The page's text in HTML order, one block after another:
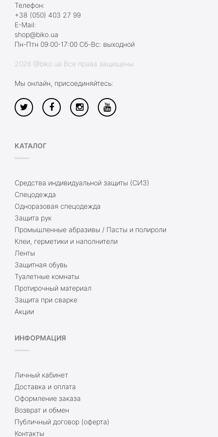
Телефон:
+38 (050) 403 27 99
E-Mail:
shop@biko.ua
Пн-Птн 09:00-17:00 Сб-Вс: выходной
2026 @biko.ua Все права защищены
Мы онлайн, присоединяйтесь:
КАТАЛОГ
Средства индивидуальной защиты (СИЗ)
Спецодежда
Одноразовая спецодежда
Защита рук
Промышленные абразивы / Пасты и полироли
Клеи, герметики и наполнители
Ленты
Защитная обувь
Туалетные комнаты
Протирочный материал
Защита при сварке
Акции
ИНФОРМАЦИЯ
Личный кабинет
Доставка и оплата
Оформление заказа
Возврат и обмен
Публичный договор (оферта)
Контакты